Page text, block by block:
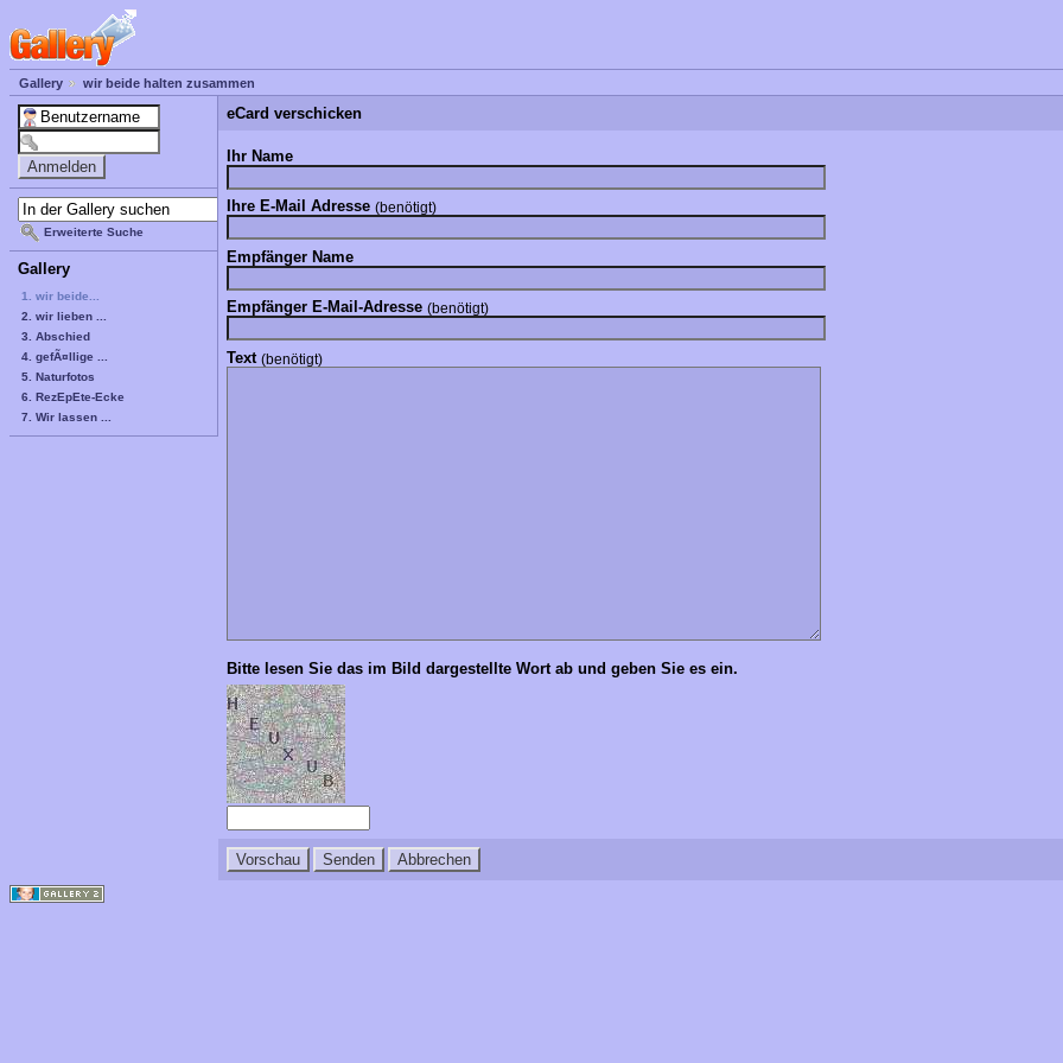
Gallery wir beide halten zusammen
Erweiterte Suche
Gallery
1. wir beide...
2. wir lieben ...
3. Abschied
4. gefÃ¤llige ...
5. Naturfotos
6. RezEpEte-Ecke
7. Wir lassen ...
eCard verschicken
Ihr Name
Ihre E-Mail Adresse (benötigt)
Empfänger Name
Empfänger E-Mail-Adresse (benötigt)
Text (benötigt)
Bitte lesen Sie das im Bild dargestellte Wort ab und geben Sie es ein.